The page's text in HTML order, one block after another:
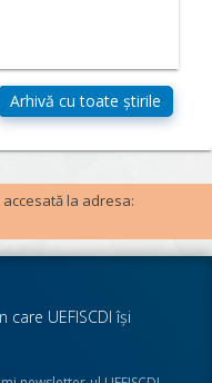
la adresa:
UEFISCDI îşi